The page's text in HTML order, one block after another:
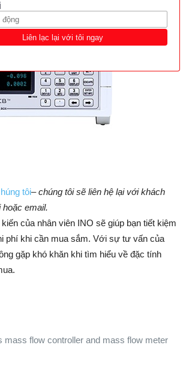
tôi–chúng tôi sẽ liên hệ lại với khách
hoặc email.
của nhân viên INO sẽ giúp bạn tiết kiệm
phí khi cần mua sắm. ​​Với sự tư vấn của
gặp khó khăn khi tìm hiểu về đặc tính
mass flow controller and mass flow meter